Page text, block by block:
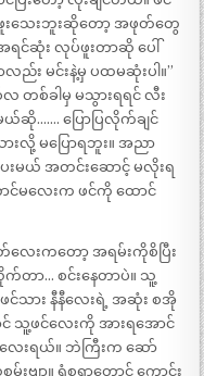
ဖူးသေးဘူးဆိုတော့ အဖုတ်တွေ
င်ဆုံး လုပ်ဖူးတာဆို ပေါ်
ည်း မင်းနဲ့မှ ပထမဆုံးပါ။”
တစ်ခါမှ မသွားရရင် လီး
ဆို……. ပြောပြလိုက်ချင်
းလို့ မပြောရဘူး။ အညာ
ေးမယ် အတင်းဆောင့် မလိုးရ
ောင်မလေးက ဖင်ကို ထောင်
လေးကတော့ အရမ်းကိုစိပြီး
တာ… စင်းနေတာပဲ။ သူ့
င်သား နီနီလေးရဲ့ အဆုံး စအို
င် သူ့ဖင်လေးကို အားရအောင်
ေးရယ်။ ဘဲကြီးက ဆော်
ဗျာ။ ရွံစရာတောင် ကောင်း